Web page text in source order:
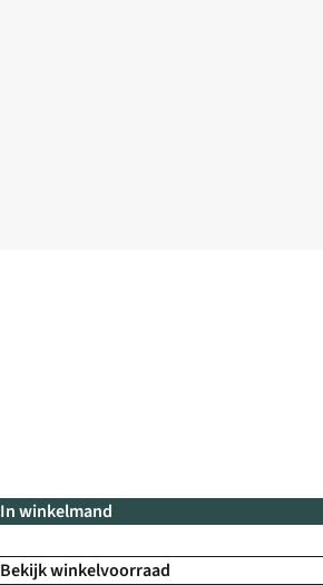
In winkelmand
Bekijk winkelvoorraad